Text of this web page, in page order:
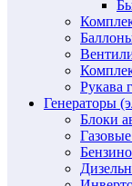
Рукава
Генераторы
Блоки